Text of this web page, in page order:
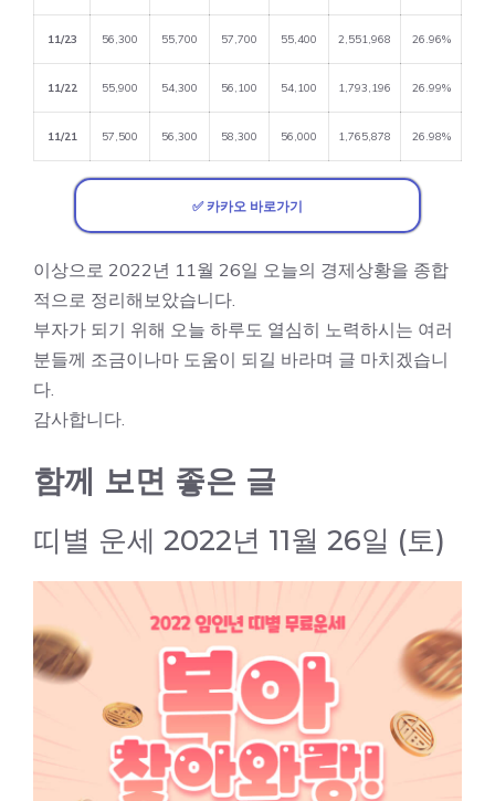
11/23 56,300 55,700 57,700 55,400 2,551,968 26.96%
11/22 55,900 54,300 56,100 54,100 1,793,196 26.99%
11/21 57,500 56,300 58,300 56,000 1,765,878 26.98%
✅ 카카오 바로가기
이상으로 2022년 11월 26일 오늘의 경제상황을 종합
적으로 정리해보았습니다.
부자가 되기 위해 오늘 하루도 열심히 노력하시는 여러
분들께 조금이나마 도움이 되길 바라며 글 마치겠습니
다.
감사합니다.
함께 보면 좋은 글
띠별 운세 2022년 11월 26일 (토)